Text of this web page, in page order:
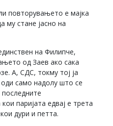
повторувањето е мајка
му стане јасно на
на Филипче,
од Заев ако сака
А, СДС, токму тој ја
само надолу што се
паријата едвај е трета
дури и петта.